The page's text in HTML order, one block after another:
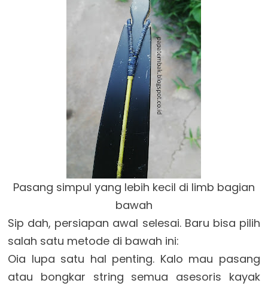
Pasang simpul yang lebih kecil di limb bagian
bawah
Sip dah, persiapan awal selesai. Baru bisa pilih
salah satu metode di bawah ini:
Oia lupa satu hal penting. Kalo mau pasang
atau bongkar string semua asesoris kayak